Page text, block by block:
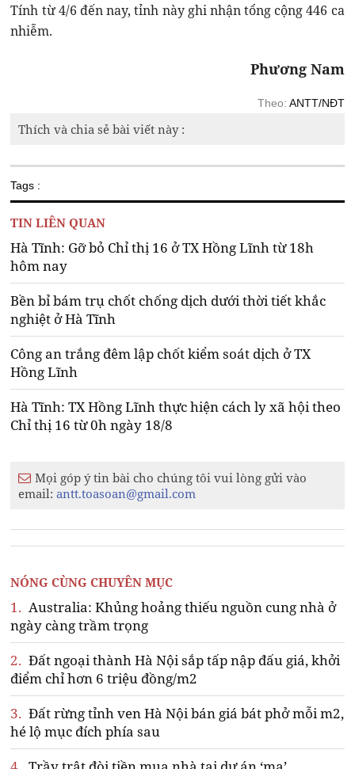
Tính từ 4/6 đến nay, tỉnh này ghi nhận tổng cộng 446 ca
nhiễm.
Phương Nam
Theo: ANTT/NĐT
Thích và chia sẻ bài viết này :
Tags :
TIN LIÊN QUAN
Hà Tĩnh: Gỡ bỏ Chỉ thị 16 ở TX Hồng Lĩnh từ 18h
hôm nay
Bền bỉ bám trụ chốt chống dịch dưới thời tiết khắc
nghiệt ở Hà Tĩnh
Công an trắng đêm lập chốt kiểm soát dịch ở TX
Hồng Lĩnh
Hà Tĩnh: TX Hồng Lĩnh thực hiện cách ly xã hội theo
Chỉ thị 16 từ 0h ngày 18/8
Mọi góp ý tin bài cho chúng tôi vui lòng gửi vào
email:antt.toasoan@gmail.com
NÓNG CÙNG CHUYÊN MỤC
1. Australia: Khủng hoảng thiếu nguồn cung nhà ở
ngày càng trầm trọng
2. Đất ngoại thành Hà Nội sắp tấp nập đấu giá, khởi
điểm chỉ hơn 6 triệu đồng/m2
3. Đất rừng tỉnh ven Hà Nội bán giá bát phở mỗi m2,
hé lộ mục đích phía sau